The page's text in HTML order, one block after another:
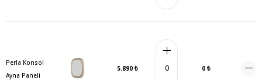
Perla Konsol
Ayna Paneli
5.890 ₺ 0 ₺